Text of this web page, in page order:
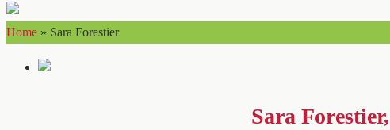
Home » Sara Forestier
Sara